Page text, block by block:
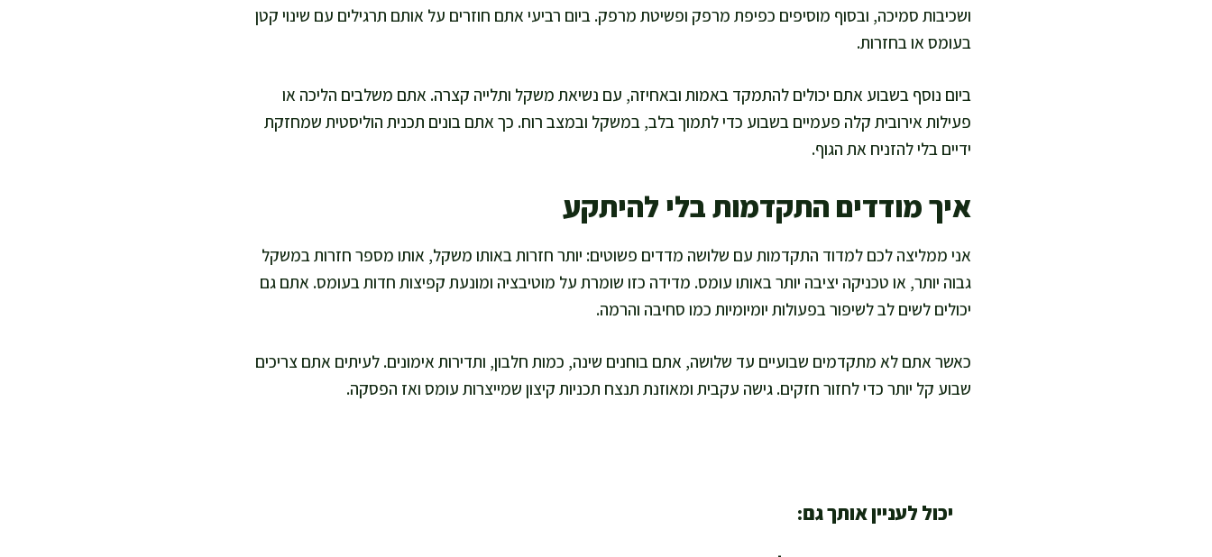
ושכיבות סמיכה, ובסוף מוסיפים כפיפת מרפק ופשיטת מרפק. ביום רביעי אתם חוזרים על אותם תרגילים עם שינוי קטן
בעומס או בחזרות.
ביום נוסף בשבוע אתם יכולים להתמקד באמות ובאחיזה, עם נשיאת משקל ותלייה קצרה. אתם משלבים הליכה או
פעילות אירובית קלה פעמיים בשבוע כדי לתמוך בלב, במשקל ובמצב רוח. כך אתם בונים תכנית הוליסטית שמחזקת
ידיים בלי להזניח את הגוף.
איך מודדים התקדמות בלי להיתקע
אני ממליצה לכם למדוד התקדמות עם שלושה מדדים פשוטים: יותר חזרות באותו משקל, אותו מספר חזרות במשקל
גבוה יותר, או טכניקה יציבה יותר באותו עומס. מדידה כזו שומרת על מוטיבציה ומונעת קפיצות חדות בעומס. אתם גם
יכולים לשים לב לשיפור בפעולות יומיומיות כמו סחיבה והרמה.
כאשר אתם לא מתקדמים שבועיים עד שלושה, אתם בוחנים שינה, כמות חלבון, ותדירות אימונים. לעיתים אתם צריכים
שבוע קל יותר כדי לחזור חזקים. גישה עקבית ומאוזנת תנצח תכניות קיצון שמייצרות עומס ואז הפסקה.
יכול לעניין אותך גם: